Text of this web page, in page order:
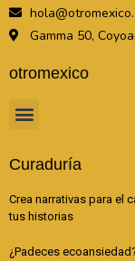
Gamma 50,
otromexico
Curaduría
Crea narrativas para el
tus historias
¿Padeces